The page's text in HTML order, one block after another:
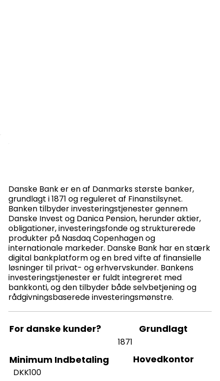
Danske Bank er en af Danmarks største banker,
grundlagt i 1871 og reguleret af Finanstilsynet.
Banken tilbyder investeringstjenester gennem
Danske Invest og Danica Pension, herunder aktier,
obligationer, investeringsfonde og strukturerede
produkter på Nasdaq Copenhagen og
internationale markeder. Danske Bank har en stærk
digital bankplatform og en bred vifte af finansielle
løsninger til privat- og erhvervskunder. Bankens
investeringstjenester er fuldt integreret med
bankkonti, og den tilbyder både selvbetjening og
rådgivningsbaserede investeringsmønstre.
For danske kunder? Grundlagt
1871
Minimum Indbetaling
DKK100
Hovedkontor